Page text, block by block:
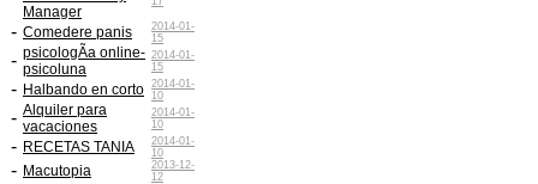
Manager
- Comedere panis
2014-01-
15
- psicologÃ­a online-
psicoluna
2014-01-
15
- Halbando en corto 2014-01-
10
- Alquiler para
vacaciones
2014-01-
10
- RECETAS TANIA
2014-01-
10
- Macutopia
2013-12-
12